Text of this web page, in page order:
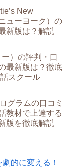
New
ューヨーク）の
新版は？解説
）の評判・口
最新版は？徹底
スクール
グラムの口コミ
教材で上達する
版を徹底解説
的に変える！